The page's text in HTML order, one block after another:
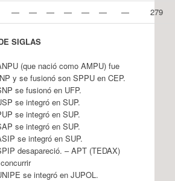
— — — — — — — 279
SIGLAS
(que nació como AMPU) fue
y se fusionó son SPPU en CEP.
fusionó en UFP.
integró en SUP.
integró en SUP.
integró en SUP.
se integró en SUP.
desapareció. – APT (TEDAX)
se integró en JUPOL.